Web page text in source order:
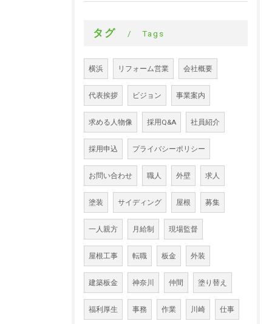
タグ Tags
横浜 リフォーム営業 会社概要
代表挨拶 ビジョン 事業案内
求める人物像 採用Q&A 社員紹介
採用申込 プライバシーポリシー
お問い合わせ 職人 外壁 求人
塗装 サイディング 屋根 募集
一人親方 月給制 現場監督
屋根工事 転職 板金 外装
建築板金 神奈川 仲間 塗り替え
福利厚生 事務 作業 川崎 仕事